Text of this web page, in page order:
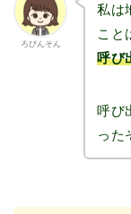
ろびんそん
私は
こと
呼び
呼び
った